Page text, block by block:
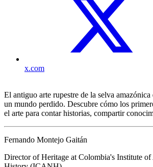
x.com
El antiguo arte rupestre de la selva
un mundo perdido. Descubre cómo los
el arte para contar historias, compartir
Fernando Montejo Gaitán
Director of Heritage at Colombia's Institute